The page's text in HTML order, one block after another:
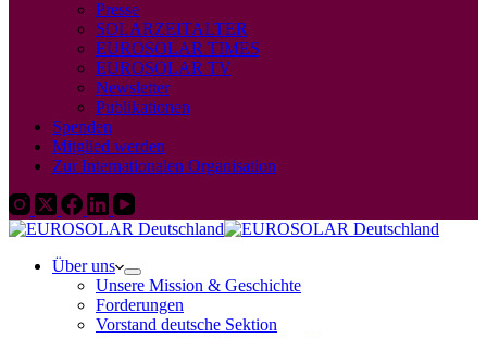
Presse
SOLARZEITALTER
EUROSOLAR TIMES
EUROSOLAR TV
Newsletter
Publikationen
Spenden
Mitglied werden
Zur Internationalen Organisation
Über uns
Unsere Mission & Geschichte
Forderungen
Vorstand deutsche Sektion